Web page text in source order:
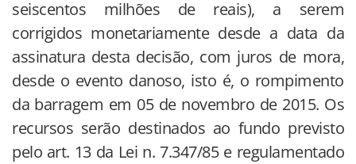
seiscentos milhões de reais), a serem
corrigidos monetariamente desde a data da
assinatura desta decisão, com juros de mora,
desde o evento danoso, isto é, o rompimento
da barragem em 05 de novembro de 2015. Os
recursos serão destinados ao fundo previsto
pelo art. 13 da Lei n. 7.347/85 e regulamentado